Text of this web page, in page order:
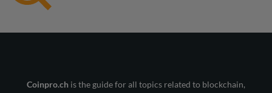
Coinpro.ch is the guide for all topics related to blockchain,